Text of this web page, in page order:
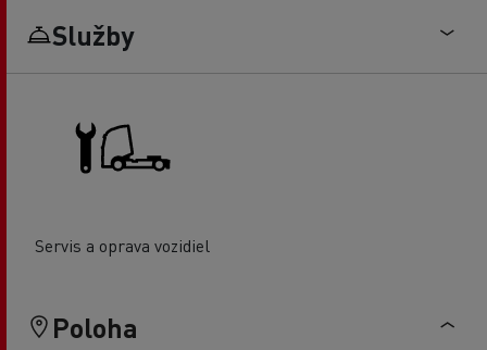
Služby
Servis a oprava vozidiel
Poloha